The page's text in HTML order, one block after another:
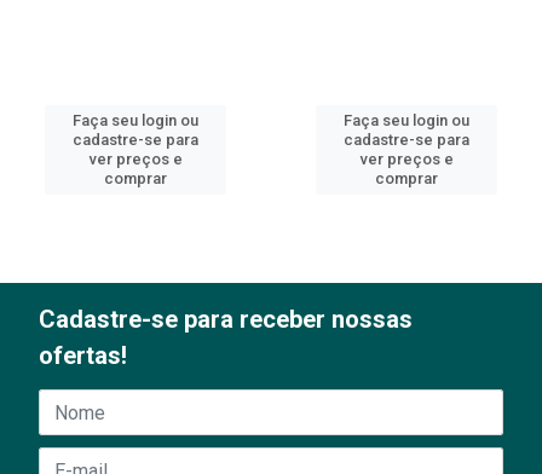
Faça seu login ou
cadastre-se para
ver preços e
comprar
Faça seu login ou
cadastre-se para
ver preços e
comprar
Cadastre-se para receber nossas
ofertas!